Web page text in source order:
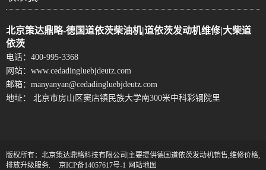
北京策达鼎略-德国道依茨柴油机|道依茨发动机维修|大柴道
依茨
电话： 400-995-3368
网站： www.cedadingluebjdeutz.com
邮箱： manyanyan@cedadingluebjdeutz.com
地址： 北京市房山区窦店镇民族大学南300米中科彩钢院里
版权所有：北京策达鼎略科技有限公司|主要提供德国道依茨发动机销售,维修价格,
排放升级服务.
京ICP备14057617号-1 网站地图